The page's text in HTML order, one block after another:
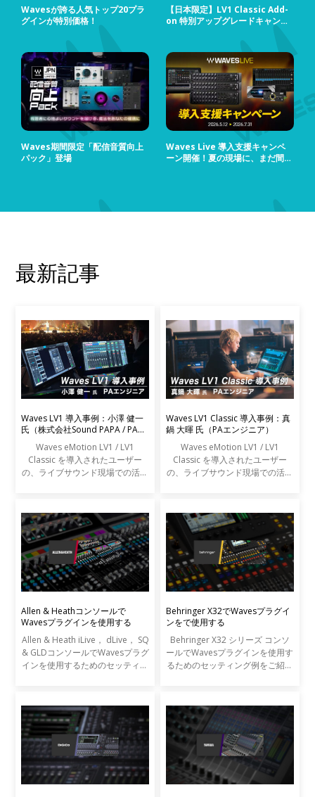
Wavesが誇る人気トップ20プラ
グインが特別価格！
【日本限定】LV1 Classic Add-
on 特別アップグレードキャンペ
Waves期間限定「配信音質向上
パック」登場
Waves Live 導入支援キャンペ
ーン開催！夏の現場に、まだ間に
最新記事
Waves LV1 導入事例：小澤 健一
氏（株式会社Sound PAPA / PAエ
Waves eMotion LV1 / LV1
Classic を導入されたユーザー
の、ライブサウンド現場での活用
Waves LV1 Classic 導入事例：真
鍋 大暉 氏（PAエンジニア）
Waves eMotion LV1 / LV1
Classic を導入されたユーザー
の、ライブサウンド現場での活用
Allen & Heathコンソールで
Wavesプラグインを使用する
Allen & Heath iLive， dLive， SQ
& GLDコンソールでWavesプラグ
インを使用するためのセッティン
Behringer X32でWavesプラグイ
ンをで使用する
Behringer X32 シリーズ コンソ
ールでWavesプラグインを使用す
るためのセッティング例をご紹介